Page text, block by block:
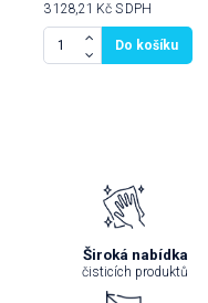
3 128,21 Kč S DPH
Do košíku
Široká nabídka
čisticích produktů